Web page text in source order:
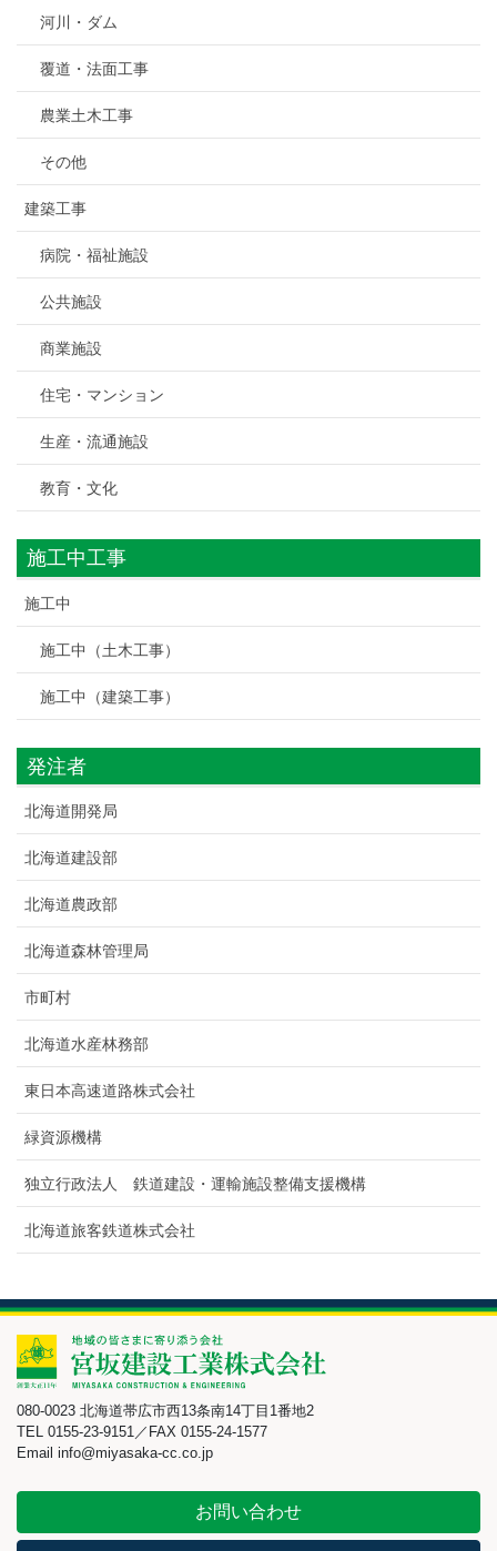
河川・ダム
覆道・法面工事
農業土木工事
その他
建築工事
病院・福祉施設
公共施設
商業施設
住宅・マンション
生産・流通施設
教育・文化
施工中工事
施工中
施工中（土木工事）
施工中（建築工事）
発注者
北海道開発局
北海道建設部
北海道農政部
北海道森林管理局
市町村
北海道水産林務部
東日本高速道路株式会社
緑資源機構
独立行政法人 鉄道建設・運輸施設整備支援機構
北海道旅客鉄道株式会社
080-0023 北海道帯広市西13条南14丁目1番地2
TEL 0155-23-9151／FAX 0155-24-1577
Email info@miyasaka-cc.co.jp
お問い合わせ